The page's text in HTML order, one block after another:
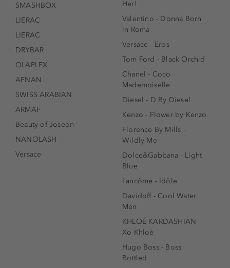
SMASHBOX
LIERAC
LIERAC
DRYBAR
OLAPLEX
AFNAN
SWISS ARABIAN
ARMAF
Beauty of Joseon
NANOLASH
Versace
Her!
Valentino - Donna Born
in Roma
Versace - Eros
Tom Ford - Black Orchid
Chanel - Coco
Mademoiselle
Diesel - D By Diesel
Kenzo - Flower by Kenzo
Florence By Mills -
Wildly Me
Dolce&Gabbana - Light
Blue
Lancôme - Idôle
Davidoff - Cool Water
Men
KHLOÉ KARDASHIAN -
Xo Khloè
Hugo Boss - Boss
Bottled